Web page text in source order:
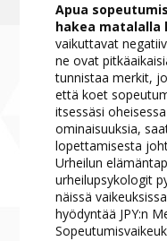
Apua
hakea matalalla
vaikuttavat
ne ovat
tunnistaa merkit,
että koet
itsessäsi
ominaisuuksia,
lopettamisesta
Urheilun
urheilupsykologit
näissä
hyödyntää JPY:n